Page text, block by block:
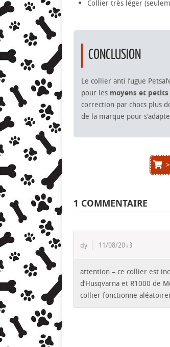
Collier très léger
CONCLUSION
Le collier anti fugue
pour les moyens et petits
correction par chocs plus
de la marque pour
1 COMMENTAIRE
dy 11/08/2018
attention – ce collier est
d’Husqvarna et R1000 de
collier fonctionne